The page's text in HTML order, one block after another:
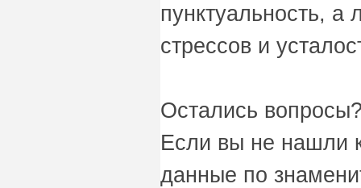
пунктуальность, а
стрессов и
Остались
Если вы не нашли
данные по